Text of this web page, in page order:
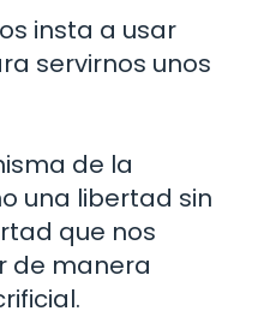
insta a usar
servirnos unos
de la
una libertad sin
que nos
de manera